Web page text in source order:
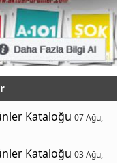
Kataloğu 07 Ağu,
Kataloğu 03 Ağu,